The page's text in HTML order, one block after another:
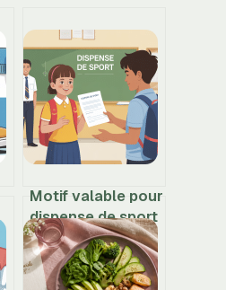
Motif valable pour
dispense de sport
: ce qu’il faut
savoir pour être
en règle